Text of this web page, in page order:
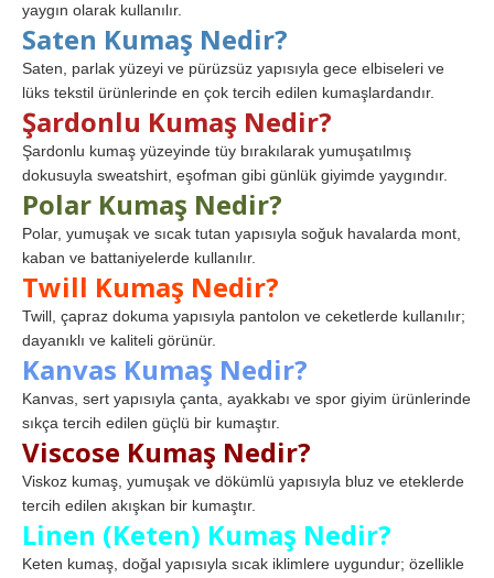
yaygın olarak kullanılır.
Saten Kumaş Nedir?
Saten, parlak yüzeyi ve pürüzsüz yapısıyla gece elbiseleri ve
lüks tekstil ürünlerinde en çok tercih edilen kumaşlardandır.
Şardonlu Kumaş Nedir?
Şardonlu kumaş yüzeyinde tüy bırakılarak yumuşatılmış
dokusuyla sweatshirt, eşofman gibi günlük giyimde yaygındır.
Polar Kumaş Nedir?
Polar, yumuşak ve sıcak tutan yapısıyla soğuk havalarda mont,
kaban ve battaniyelerde kullanılır.
Twill Kumaş Nedir?
Twill, çapraz dokuma yapısıyla pantolon ve ceketlerde kullanılır;
dayanıklı ve kaliteli görünür.
Kanvas Kumaş Nedir?
Kanvas, sert yapısıyla çanta, ayakkabı ve spor giyim ürünlerinde
sıkça tercih edilen güçlü bir kumaştır.
Viscose Kumaş Nedir?
Viskoz kumaş, yumuşak ve dökümlü yapısıyla bluz ve eteklerde
tercih edilen akışkan bir kumaştır.
Linen (Keten) Kumaş Nedir?
Keten kumaş, doğal yapısıyla sıcak iklimlere uygundur; özellikle